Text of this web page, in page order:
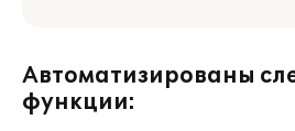
Автоматизированы
функции: